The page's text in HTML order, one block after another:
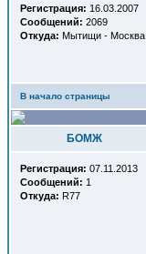
Регистрация: 16.03.2007
Сообщений: 2069
Откуда: Мытищи - Москва
В начало страницы
БОМЖ
Регистрация: 07.11.2013
Сообщений: 1
Откуда: R77